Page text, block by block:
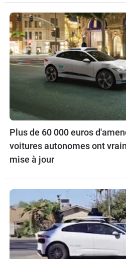
Plus de 60 000 euros
voitures autonomes ont
mise à jour